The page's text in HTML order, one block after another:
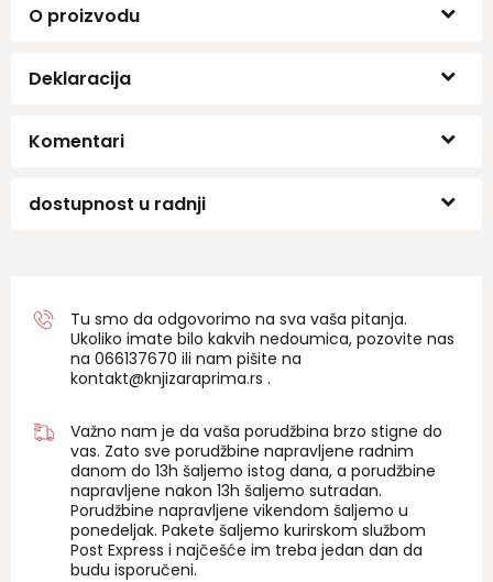
O proizvodu
Deklaracija
Komentari
dostupnost u radnji
Tu smo da odgovorimo na sva vaša pitanja.
Ukoliko imate bilo kakvih nedoumica, pozovite nas
na 066137670 ili nam pišite na
kontakt@knjizaraprima.rs .
Važno nam je da vaša porudžbina brzo stigne do
vas. Zato sve porudžbine napravljene radnim
danom do 13h šaljemo istog dana, a porudžbine
napravljene nakon 13h šaljemo sutradan.
Porudžbine napravljene vikendom šaljemo u
ponedeljak. Pakete šaljemo kurirskom službom
Post Express i najčešće im treba jedan dan da
budu isporučeni.